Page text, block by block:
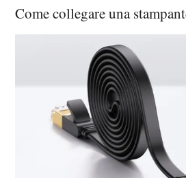
Come collegare una